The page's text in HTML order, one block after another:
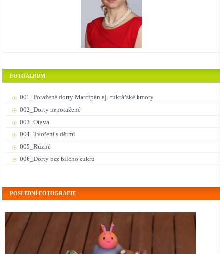
FOTOALBUM
001_Potažené dorty Marcipán aj. cukrářské hmoty
002_Dorty nepotažené
003_Otava
004_Tvoření s dětmi
005_Různé
006_Dorty bez bílého cukru
POSLEDNÍ FOTOGRAFIE